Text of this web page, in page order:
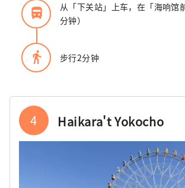
directions_bus_filled
从「下关站」上车，在「海响馆
分钟）
directions_walk 步行2分钟
4 Haikara't Yokocho